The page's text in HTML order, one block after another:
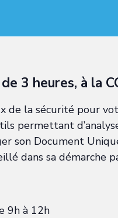
3 heures, à la
de la sécurité pour
permettant
son Document
dans sa démarche
9h à 12h